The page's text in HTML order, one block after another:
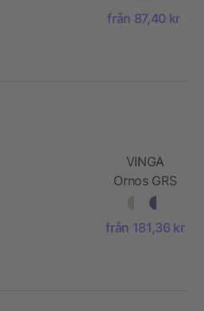
från 87,40 kr
VINGA
Ornos GRS
hamamrock
från 181,36 kr